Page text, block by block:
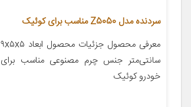
سردنده مدل Z5050 مناسب برای کوئیک
معرفی محصول جزئیات محصول ابعاد ۹x۵x۵
سانتی‌متر جنس چرم مصنوعی مناسب برای
خودرو کوئیک